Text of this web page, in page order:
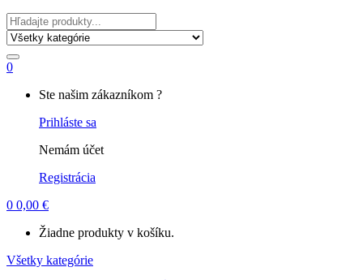
Hľadať
0
Ste našim zákazníkom ?
Prihláste sa
Nemám účet
Registrácia
0 0,00 €
Žiadne produkty v košíku.
Všetky kategórie